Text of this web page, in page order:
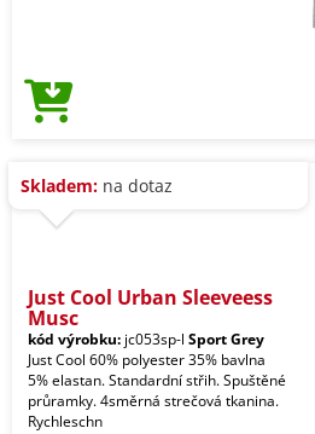
Skladem: na dotaz
Just Cool Urban Sleeveess
Musc
kód výrobku: jc053sp-l Sport Grey
Just Cool 60% polyester 35% bavlna
5% elastan. Standardní střih. Spuštěné
průramky. 4směrná strečová tkanina.
Rychleschn